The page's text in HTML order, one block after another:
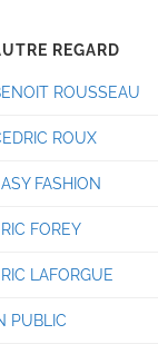
REGARD
ROUSSEAU
ROUX
FASHION
FOREY
LAFORGUE
PUBLIC